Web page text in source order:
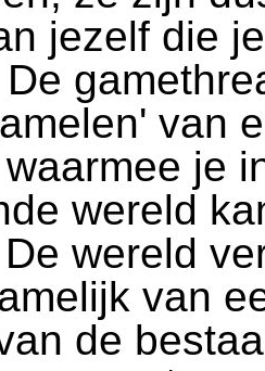
jezelf die
van
je
wereld
wereld
van
de